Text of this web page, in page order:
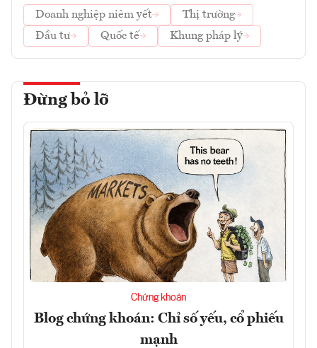
Doanh nghiệp niêm yết
Thị trường
Đầu tư
Quốc tế Khung pháp lý
Đừng bỏ lỡ
Chứng khoán
Blog chứng khoán: Chỉ số yếu, cổ phiếu
mạnh